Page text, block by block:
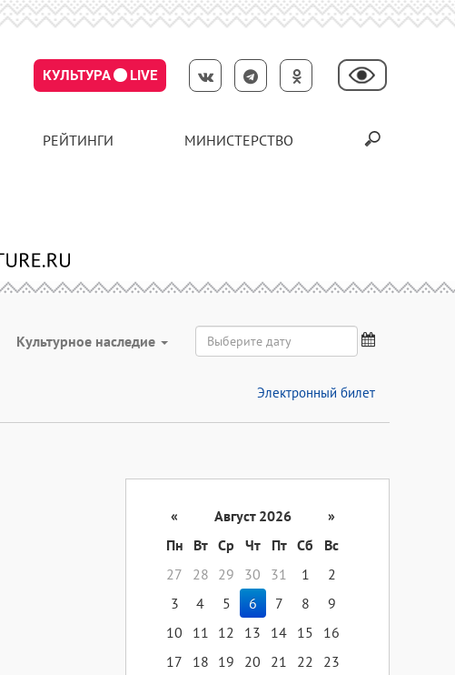
КУЛЬТУРА LIVE
РЕЙТИНГИ МИНИСТЕРСТВО
Культурное наследие
Электронный билет
« Август 2026
»
Пн
Вт Ср Чт Пт Сб
Вс
27
28 29 30 31 1
2
3
4 5 6 7 8
9
10
11 12 13 14 15
16
17
18 19 20 21 22
23